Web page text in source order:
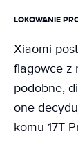
LOKOWANIE
Xiaomi
flagowce z
podobne,
one
komu 17T